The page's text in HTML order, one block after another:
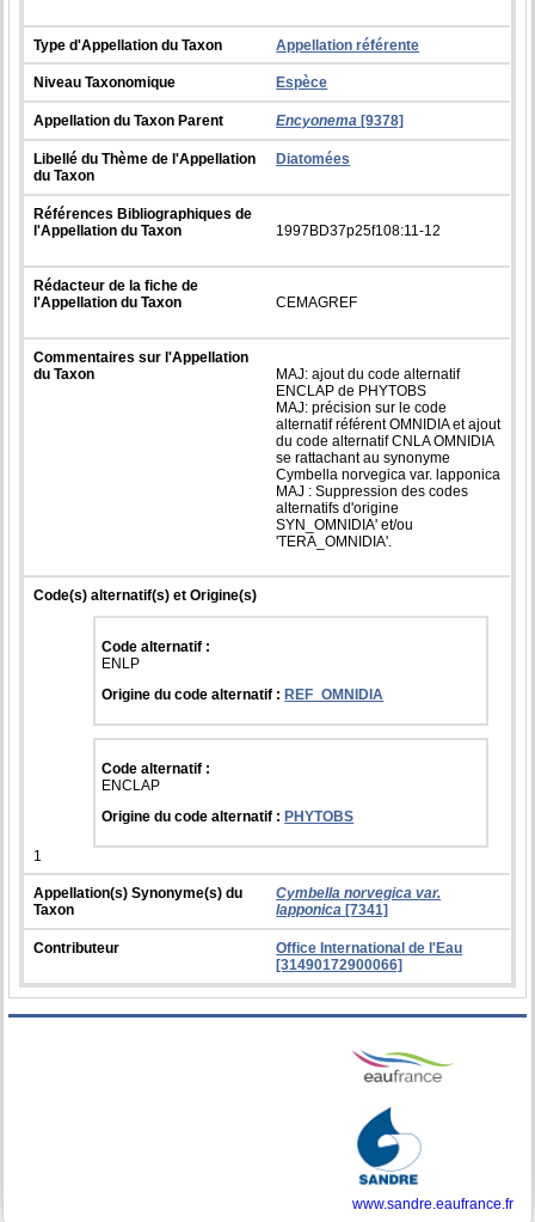
Type d'Appellation du Taxon Appellation référente
Niveau Taxonomique Espèce
Appellation du Taxon Parent Encyonema[9378]
Libellé du Thème de l'Appellation
du Taxon
Diatomées
Références Bibliographiques de
l'Appellation du Taxon
1997BD37p25f108:11-12
Rédacteur de la fiche de
l'Appellation du Taxon
CEMAGREF
Commentaires sur l'Appellation
du Taxon
MAJ: ajout du code alternatif
ENCLAP de PHYTOBS
MAJ: précision sur le code
alternatif référent OMNIDIA et ajout
du code alternatif CNLA OMNIDIA
se rattachant au synonyme
Cymbella norvegica var. lapponica
MAJ : Suppression des codes
alternatifs d'origine
SYN_OMNIDIA' et/ou
'TERA_OMNIDIA'.
Code(s) alternatif(s) et Origine(s)
Code alternatif :
ENLP
Origine du code alternatif :REF_OMNIDIA
Code alternatif :
ENCLAP
Origine du code alternatif :PHYTOBS
1
Appellation(s) Synonyme(s) du
Taxon
Cymbella norvegica var.
lapponica[7341]
Contributeur
Office International de l'Eau
[31490172900066]
www.sandre.eaufrance.fr